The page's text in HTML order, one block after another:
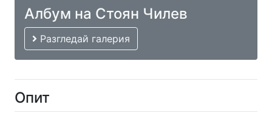
Албум на Стоян Чилев
Разгледай галерия
Опит